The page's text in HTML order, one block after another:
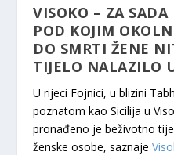
VISOKO – ZA
POD KOJIM
DO SMRTI ŽENE
TIJELO NALAZILO
U rijeci Fojnici, u blizini
poznatom kao Sicilija u
pronađeno je beživotno
ženske osobe, saznaje